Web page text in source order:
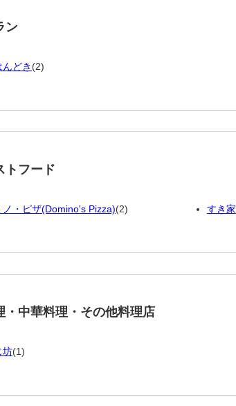
ン
んどき (2)
トフード
ノ・ピザ(Domino's Pizza)(2) すき家
・中華料理・その他料理店
坊(1)